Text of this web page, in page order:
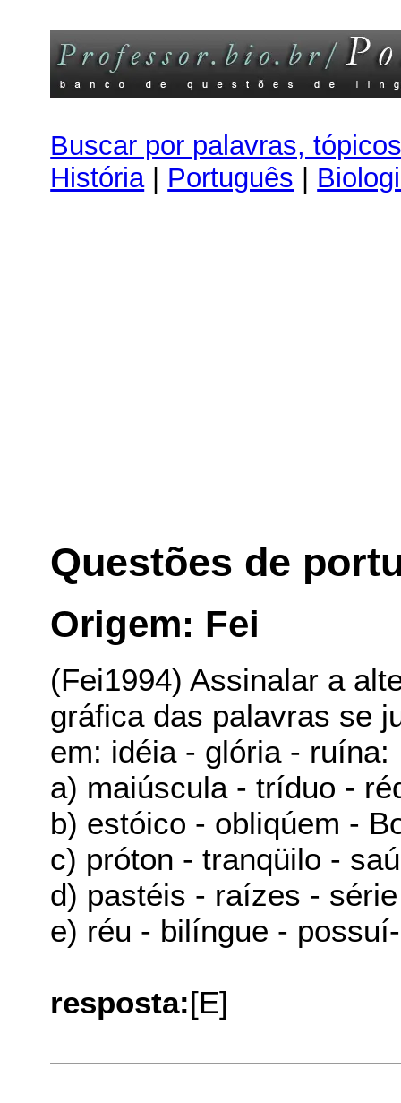
Buscar por palavras,
História| Português |
Questões de
Origem: Fei
(Fei1994) Assinalar a
gráfica das palavras se
em: idéia - glória - ruína:
a) maiúscula - tríduo -
b) estóico - obliqúem -
c) próton - tranqüilo -
d) pastéis - raízes - série
e) réu - bilíngue -
resposta:[E]